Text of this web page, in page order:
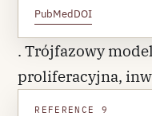
PubMedDOI
. Trójfazowy
proliferacyjna,
REFERENCE 9